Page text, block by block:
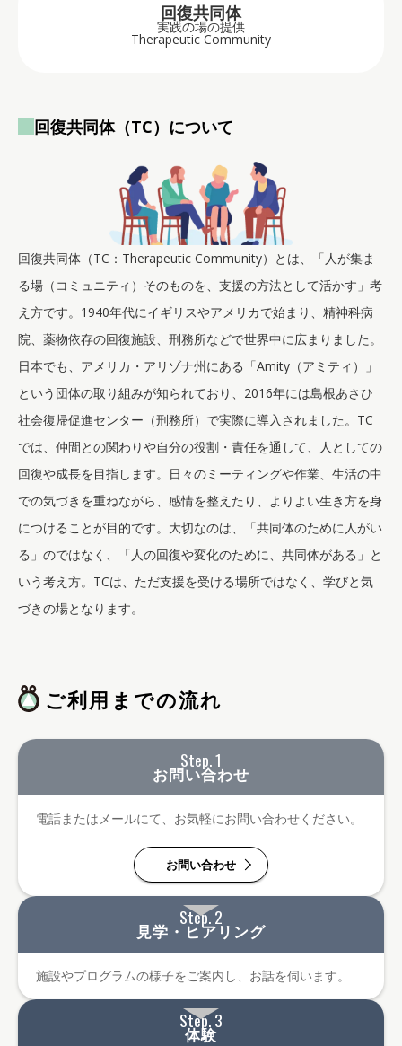
回復共同体
実践の場の提供
Therapeutic Community
回復共同体（TC）について
回復共同体（TC：Therapeutic Community）とは、「人が集ま
る場（コミュニティ）そのものを、支援の方法として活かす」考
え方です。1940年代にイギリスやアメリカで始まり、精神科病
院、薬物依存の回復施設、刑務所などで世界中に広まりました。
日本でも、アメリカ・アリゾナ州にある「Amity（アミティ）」
という団体の取り組みが知られており、2016年には島根あさひ
社会復帰促進センター（刑務所）で実際に導入されました。TC
では、仲間との関わりや自分の役割・責任を通して、人としての
回復や成長を目指します。日々のミーティングや作業、生活の中
での気づきを重ねながら、感情を整えたり、よりよい生き方を身
につけることが目的です。大切なのは、「共同体のために人がい
る」のではなく、「人の回復や変化のために、共同体がある」と
いう考え方。TCは、ただ支援を受ける場所ではなく、学びと気
づきの場となります。
ご利用までの流れ
Step. 1
お問い合わせ
電話またはメールにて、お気軽にお問い合わせください。
お問い合わせ
Step. 2
見学・ヒアリング
施設やプログラムの様子をご案内し、お話を伺います。
Step. 3
体験